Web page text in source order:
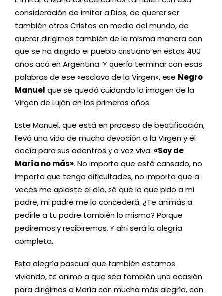
consideración de imitar a Dios, de querer ser
también otros Cristos en medio del mundo, de
querer dirigirnos también de la misma manera con
que se ha dirigido el pueblo cristiano en estos 400
años acá en Argentina. Y quería terminar con esas
palabras de ese «esclavo de la Virgen», ese Negro
Manuel que se quedó cuidando la imagen de la
Virgen de Luján en los primeros años.
Este Manuel, que está en proceso de beatificación,
llevó una vida de mucha devoción a la Virgen y él
decía para sus adentros y a voz viva: «Soy de
María no más». No importa que esté cansado, no
importa que tenga dificultades, no importa que a
veces me aplaste el día, sé que lo que pido a mi
padre, mi padre me lo concederá. ¿Te animás a
pedirle a tu padre también lo mismo? Porque
pediremos y recibiremos. Y ahí será la alegría
completa.
Esta alegría pascual que también estamos
viviendo, te animo a que sea también una ocasión
para dirigirnos a María con mucha más alegría, con